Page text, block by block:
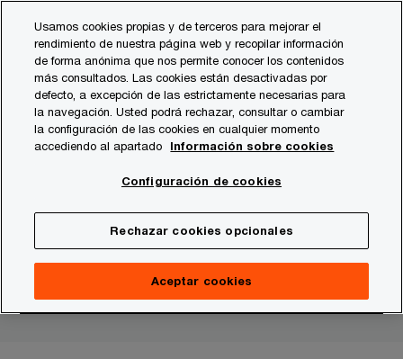
content
footer
Publicaciones
Revisa tu presupuesto de
ciberseguridad para
optimizarlo al máximo
Usamos cookies propias y de terceros para mejorar el
rendimiento de nuestra página web y recopilar información
de forma anónima que nos permite conocer los contenidos
más consultados. Las cookies están desactivadas por
defecto, a excepción de las estrictamente necesarias para
la navegación. Usted podrá rechazar, consultar o cambiar
la configuración de las cookies en cualquier momento
accediendo al apartado
Información sobre cookies
Configuración de cookies
Rechazar cookies opcionales
Aceptar cookies